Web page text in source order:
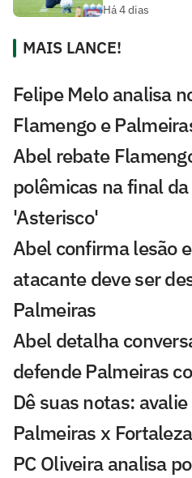
Há 4 dias
MAIS LANCE!
Felipe Melo analisa
Flamengo e
Abel rebate
polêmicas na final
'Asterisco'
Abel confirma lesão
atacante deve ser
Palmeiras
Abel detalha
defende Palmeiras
Dê suas notas:
Palmeiras x Fortaleza
PC Oliveira analisa